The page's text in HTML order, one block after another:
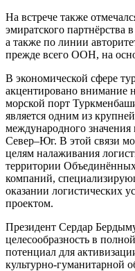
На встрече также
эмиратского партнёрства
а также по линии
прежде всего ООН, на
В экономической сфере
акцентировано внимание
морской порт
является одним из
международного
Север–Юг. В этой связи
целям налаживания
территории
компаний,
оказании логистических
проектом.
Президент Сердар
целесообразность в
потенциал для
культурно-гуманитарной